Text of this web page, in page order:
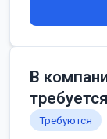
В
Требуются